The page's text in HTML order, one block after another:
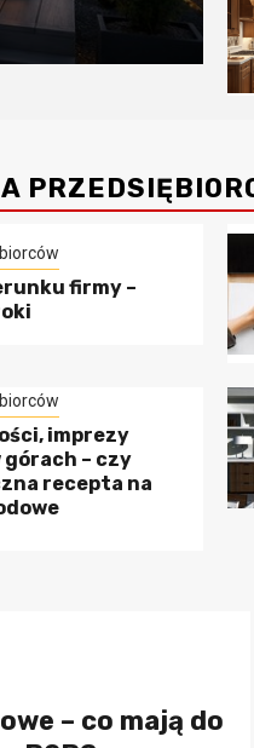
firmy –
imprezy
– czy
recepta na
– co mają do